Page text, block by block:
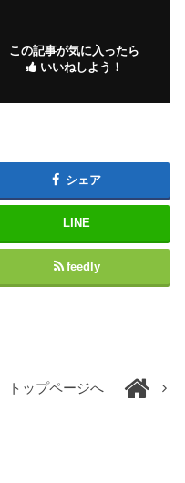
この記事が気に入ったら
いいねしよう！
シェア
LINE
feedly
トップページへ